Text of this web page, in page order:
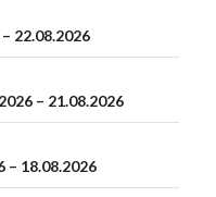
22.08.2026
– 21.08.2026
– 18.08.2026